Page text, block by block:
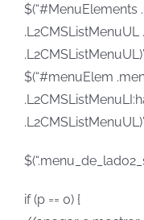
$(“#MenuElements
.L2CMSListMenuUL
$(“#menuElem
if (p == 0) {